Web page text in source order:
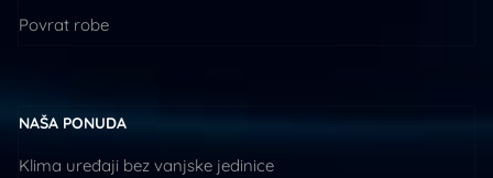
Povrat robe
NAŠA PONUDA
Klima uređaji bez vanjske jedinice